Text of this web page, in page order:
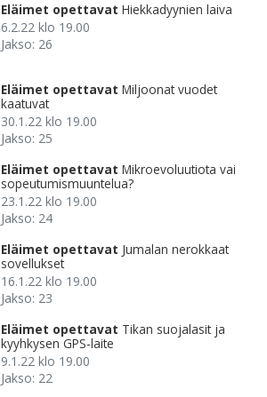
Eläimet opettavat Hiekkadyynien laiva
6.2.22 klo 19.00
Jakso: 26
Eläimet opettavat Miljoonat vuodet
kaatuvat
30.1.22 klo 19.00
Jakso: 25
Eläimet opettavat Mikroevoluutiota vai
sopeutumismuuntelua?
23.1.22 klo 19.00
Jakso: 24
Eläimet opettavat Jumalan nerokkaat
sovellukset
16.1.22 klo 19.00
Jakso: 23
Eläimet opettavat Tikan suojalasit ja
kyyhkysen GPS-laite
9.1.22 klo 19.00
Jakso: 22